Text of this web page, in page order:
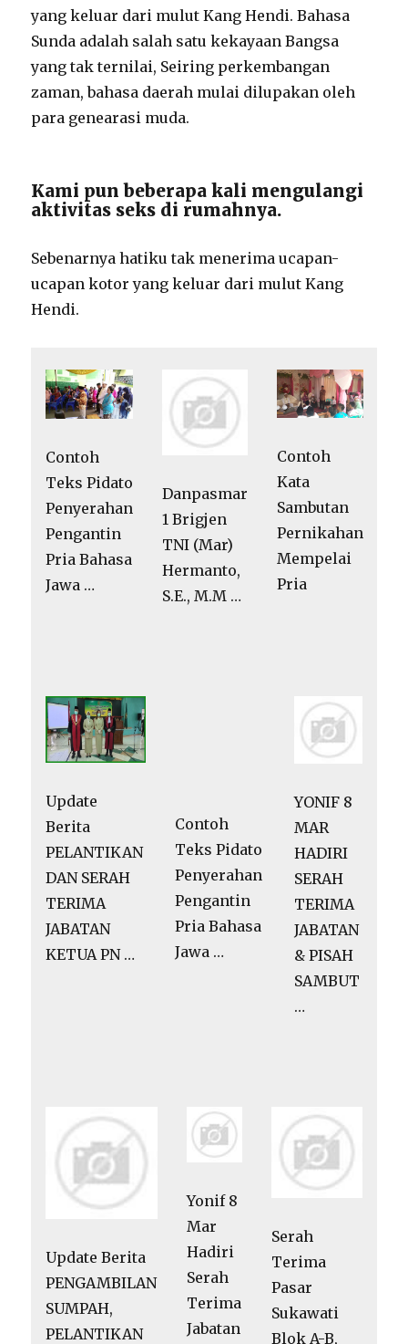
yang keluar dari mulut Kang Hendi. Bahasa
Sunda adalah salah satu kekayaan Bangsa
yang tak ternilai, Seiring perkembangan
zaman, bahasa daerah mulai dilupakan oleh
para genearasi muda.
Kami pun beberapa kali mengulangi
aktivitas seks di rumahnya.
Sebenarnya hatiku tak menerima ucapan-
ucapan kotor yang keluar dari mulut Kang
Hendi.
Contoh
Teks Pidato
Penyerahan
Pengantin
Pria Bahasa
Jawa …
Danpasmar
1 Brigjen
TNI (Mar)
Hermanto,
S.E., M.M …
Contoh
Kata
Sambutan
Pernikahan
Mempelai
Pria
Update
Berita
PELANTIKAN
DAN SERAH
TERIMA
JABATAN
KETUA PN …
Contoh
Teks Pidato
Penyerahan
Pengantin
Pria Bahasa
Jawa …
YONIF 8
MAR
HADIRI
SERAH
TERIMA
JABATAN
& PISAH
SAMBUT
…
Update Berita
PENGAMBILAN
SUMPAH,
PELANTIKAN
Yonif 8
Mar
Hadiri
Serah
Terima
Jabatan
Serah
Terima
Pasar
Sukawati
Blok A-B,